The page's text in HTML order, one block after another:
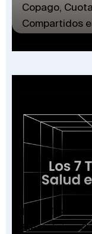
Copago,
Compartidos
Los 7 Tipos
Electrónica: